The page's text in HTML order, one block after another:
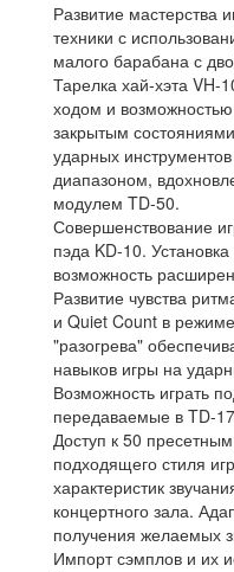
Развитие мастерства
техники с
малого барабана с
Тарелка хай-хэта
ходом и
закрытым
ударных
диапазоном,
модулем TD-50.
Совершенствование
пэда KD-10.
возможность
Развитие чувства
и Quiet Count в
"разогрева"
навыков игры на
Возможность играть
передаваемые в TD-
Доступ к 50
подходящего стиля
характеристик
концертного зала.
получения желаемых
Импорт сэмплов и их